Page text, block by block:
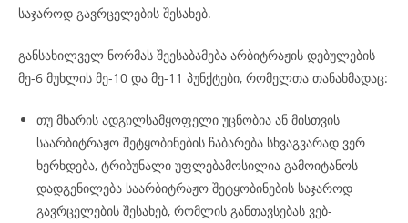
საჯაროდ გავრცელების შესახებ.
განსახილველ ნორმას შეესაბამება არბიტრაჟის დებულების
მე-6 მუხლის მე-10 და მე-11 პუნქტები, რომელთა თანახმადაც:
თუ მხარის ადგილსამყოფელი უცნობია ან მისთვის
საარბიტრაჟო შეტყობინების ჩაბარება სხვაგვარად ვერ
ხერხდება, ტრიბუნალი უფლებამოსილია გამოიტანოს
დადგენილება საარბიტრაჟო შეტყობინების საჯაროდ
გავრცელების შესახებ, რომლის განთავსებას ვებ-